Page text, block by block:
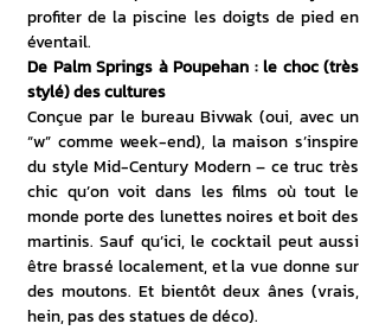
profiter de la piscine les doigts de pied en
éventail.
De Palm Springs à Poupehan : le choc (très
stylé) des cultures
Conçue par le bureau Bivwak (oui, avec un
“w” comme week-end), la maison s’inspire
du style Mid-Century Modern – ce truc très
chic qu’on voit dans les films où tout le
monde porte des lunettes noires et boit des
martinis. Sauf qu’ici, le cocktail peut aussi
être brassé localement, et la vue donne sur
des moutons. Et bientôt deux ânes (vrais,
hein, pas des statues de déco).